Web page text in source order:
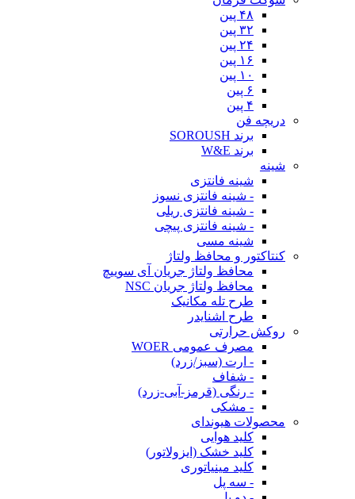
۴۸ پین
۳۲ پین
۲۴ پین
۱۶ پین
۱۰ پین
۶ پین
۴ پین
دریچه فن
برند SOROUSH
برند W&E
شینه
شینه فانتزی
- شینه فانتزی نسوز
- شینه فانتزی ریلی
- شینه فانتزی پیچی
شینه مسی
کنتاکتور و محافظ ولتاژ
محافظ ولتاژ جریان آی سوییچ
محافظ ولتاژ جریان NSC
طرح تله مکانیک
طرح اشنایدر
روکش حرارتی
مصرف عمومی WOER
- ارت (سبز/زرد)
- شفاف
- رنگی (قرمز-آبی-زرد)
- مشکی
محصولات هیوندای
کلید هوایی
کلید خشک (ایزولاتور)
کلید مینیاتوری
- سه پل